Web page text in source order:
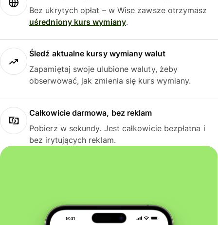
Bez ukrytych opłat – w Wise zawsze otrzymasz
uśredniony kurs wymiany.
Śledź aktualne kursy wymiany walut
Zapamiętaj swoje ulubione waluty, żeby
obserwować, jak zmienia się kurs wymiany.
Całkowicie darmowa, bez reklam
Pobierz w sekundy. Jest całkowicie bezpłatna i
bez irytujących reklam.